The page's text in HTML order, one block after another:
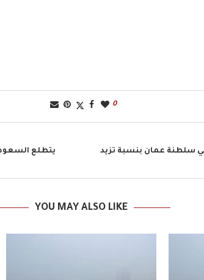
0
سلطنة عمان بنسبة تزيد
يتطلع
YOU MAY ALSO LIKE